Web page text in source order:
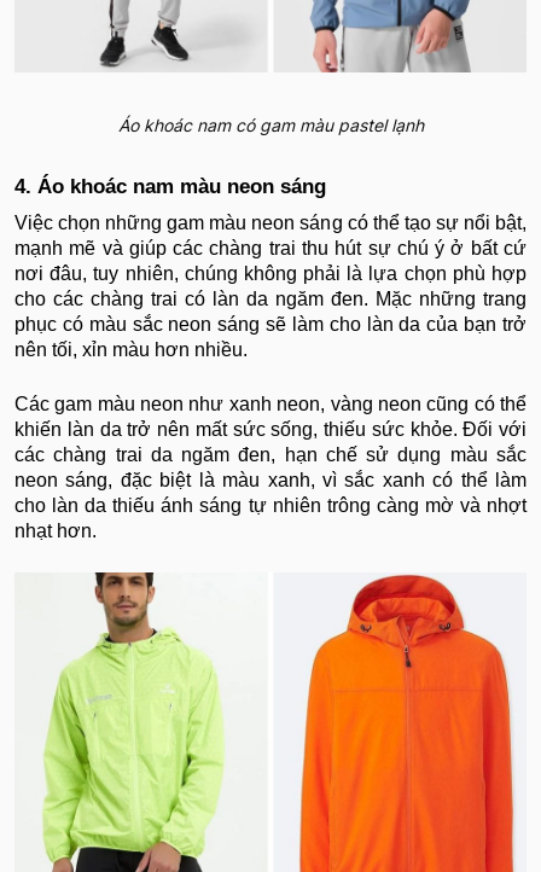
Áo khoác nam có gam màu pastel lạnh
4. Áo khoác nam màu neon sáng
Việc chọn những gam màu neon sáng có thể tạo sự nổi bật,
mạnh mẽ và giúp các chàng trai thu hút sự chú ý ở bất cứ
nơi đâu, tuy nhiên, chúng không phải là lựa chọn phù hợp
cho các chàng trai có làn da ngăm đen. Mặc những trang
phục có màu sắc neon sáng sẽ làm cho làn da của bạn trở
nên tối, xỉn màu hơn nhiều.
Các gam màu neon như xanh neon, vàng neon cũng có thể
khiến làn da trở nên mất sức sống, thiếu sức khỏe. Đối với
các chàng trai da ngăm đen, hạn chế sử dụng màu sắc
neon sáng, đặc biệt là màu xanh, vì sắc xanh có thể làm
cho làn da thiếu ánh sáng tự nhiên trông càng mờ và nhợt
nhạt hơn.